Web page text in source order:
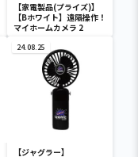
【家電製品(プライズ)】
【Bホワイト】遠隔操作！
マイホームカメラ 2
24.08.25
【ジャグラー】